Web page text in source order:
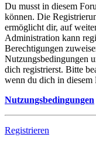
Du musst in diesem
können. Die
ermöglicht dir, auf
Administration kann
Berechtigungen
Nutzungsbedingungen
dich registrierst. Bitte
wenn du dich in diesem
Nutzungsbedingungen
Registrieren